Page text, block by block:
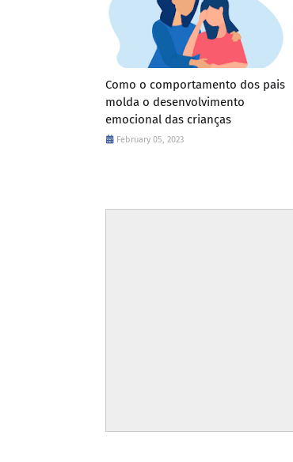
Como o comportamento dos pais
molda o desenvolvimento
emocional das crianças
February 05, 2023